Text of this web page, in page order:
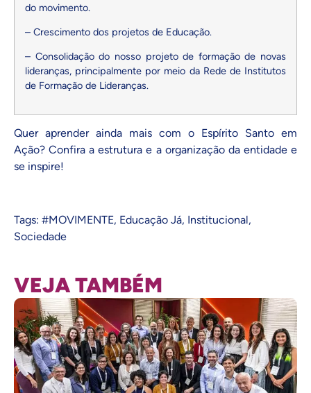
do movimento.
– Crescimento dos projetos de Educação.
– Consolidação do nosso projeto de formação de novas
lideranças, principalmente por meio da Rede de Institutos
de Formação de Lideranças.
Quer aprender ainda mais com o Espírito Santo em
Ação?Confira a estrutura e a organização da entidade e
se inspire!
Tags: #MOVIMENTE, Educação Já, Institucional,
Sociedade
VEJA TAMBÉM